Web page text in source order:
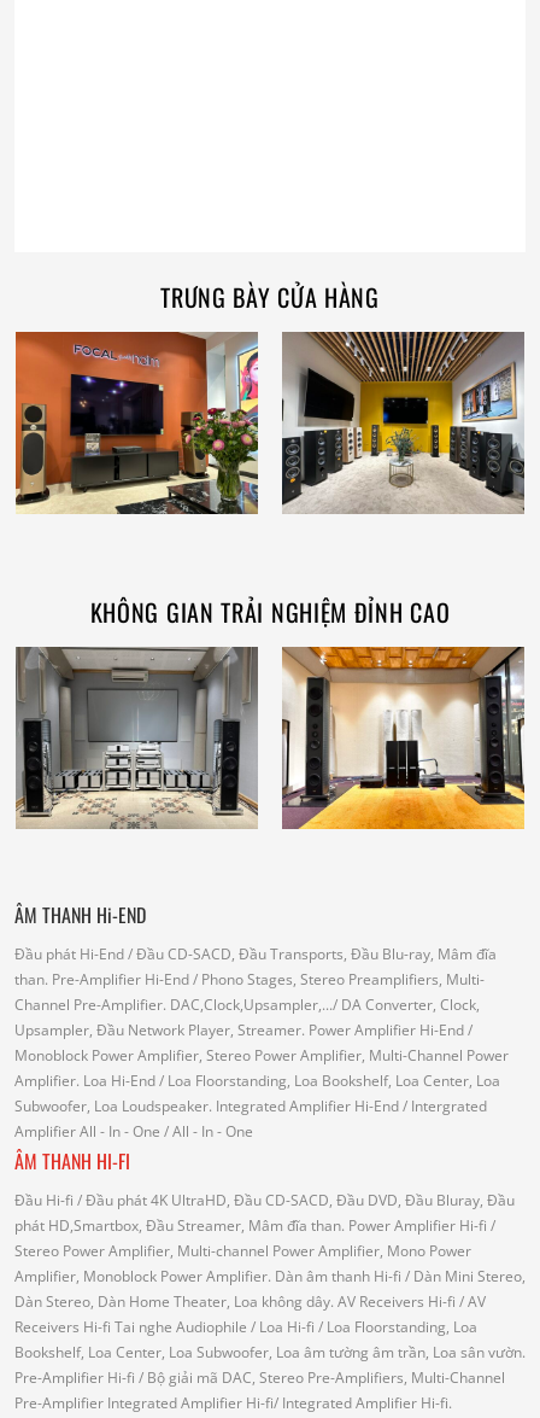
TRƯNG BÀY CỬA HÀNG
KHÔNG GIAN TRẢI NGHIỆM ĐỈNH CAO
ÂM THANH Hi-END
Đầu phát Hi-End/ Đầu CD-SACD, Đầu Transports, Đầu Blu-ray, Mâm đĩa
than. Pre-Amplifier Hi-End/ Phono Stages, Stereo Preamplifiers, Multi-
Channel Pre-Amplifier. DAC,Clock,Upsampler,.../ DA Converter, Clock,
Upsampler, Đầu Network Player, Streamer. Power Amplifier Hi-End/
Monoblock Power Amplifier, Stereo Power Amplifier, Multi-Channel Power
Amplifier. Loa Hi-End/ Loa Floorstanding, Loa Bookshelf, Loa Center, Loa
Subwoofer, Loa Loudspeaker. Integrated Amplifier Hi-End/ Intergrated
AmplifierAll - In - One / All - In - One
ÂM THANH HI-FI
Đầu Hi-fi / Đầu phát 4K UltraHD, Đầu CD-SACD, Đầu DVD, Đầu Bluray, Đầu
phát HD,Smartbox, Đầu Streamer, Mâm đĩa than. Power Amplifier Hi-fi /
Stereo Power Amplifier, Multi-channel Power Amplifier, Mono Power
Amplifier, Monoblock Power Amplifier. Dàn âm thanh Hi-fi / Dàn Mini Stereo,
Dàn Stereo, Dàn Home Theater, Loa không dây. AV Receivers Hi-fi / AV
Receivers Hi-fi Tai nghe Audiophile / Loa Hi-fi / Loa Floorstanding, Loa
Bookshelf, Loa Center, Loa Subwoofer, Loa âm tường âm trần, Loa sân vườn.
Pre-Amplifier Hi-fi / Bộ giải mã DAC, Stereo Pre-Amplifiers, Multi-Channel
Pre-Amplifier Integrated Amplifier Hi-fi/ Integrated Amplifier Hi-fi.